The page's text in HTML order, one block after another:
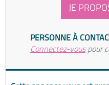
JE
PERSONNE À
Connectez-vouspour